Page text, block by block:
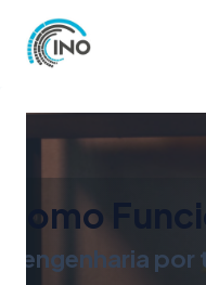
para
Como
A engenharia